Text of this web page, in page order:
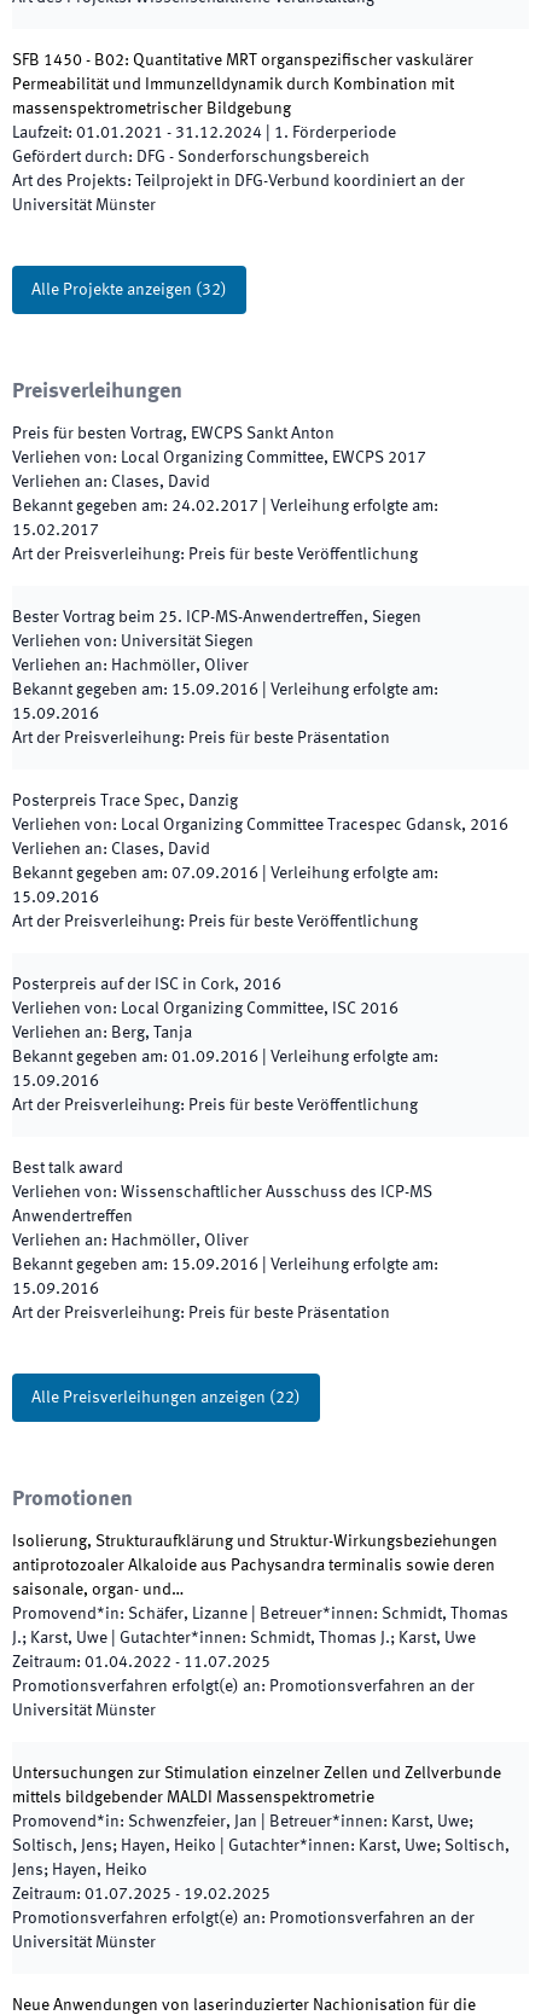
SFB 1450 - B02: Quantitative MRT organspezifischer vaskulärer
Permeabilität und Immunzelldynamik durch Kombination mit
massenspektrometrischer Bildgebung
Laufzeit: 01.01.2021 - 31.12.2024 1. Förderperiode
Gefördert durch: DFG - Sonderforschungsbereich
Art des Projekts:
Teilprojekt in DFG-Verbund koordiniert an der
Universität Münster
Alle Projekte anzeigen (32)
Preisverleihungen
Preis für besten Vortrag, EWCPS Sankt Anton
Verliehen von: Local Organizing Committee, EWCPS 2017
Verliehen an: Clases, David
Bekannt gegeben am: 24.02.2017 Verleihung erfolgte am:
15.02.2017
Art der Preisverleihung: Preis für beste Veröffentlichung
Bester Vortrag beim 25. ICP-MS-Anwendertreffen, Siegen
Verliehen von: Universität Siegen
Verliehen an: Hachmöller, Oliver
Bekannt gegeben am: 15.09.2016 Verleihung erfolgte am:
15.09.2016
Art der Preisverleihung: Preis für beste Präsentation
Posterpreis Trace Spec, Danzig
Verliehen von: Local Organizing Committee Tracespec Gdansk, 2016
Verliehen an: Clases, David
Bekannt gegeben am: 07.09.2016 Verleihung erfolgte am:
15.09.2016
Art der Preisverleihung: Preis für beste Veröffentlichung
Posterpreis auf der ISC in Cork, 2016
Verliehen von: Local Organizing Committee, ISC 2016
Verliehen an: Berg, Tanja
Bekannt gegeben am: 01.09.2016 Verleihung erfolgte am:
15.09.2016
Art der Preisverleihung: Preis für beste Veröffentlichung
Best talk award
Verliehen von: Wissenschaftlicher Ausschuss des ICP-MS
Anwendertreffen
Verliehen an: Hachmöller, Oliver
Bekannt gegeben am: 15.09.2016 Verleihung erfolgte am:
15.09.2016
Art der Preisverleihung: Preis für beste Präsentation
Alle Preisverleihungen anzeigen (22)
Promotionen
Isolierung, Strukturaufklärung und Struktur-Wirkungsbeziehungen
antiprotozoaler Alkaloide aus Pachysandra terminalis sowie deren
saisonale, organ- und…
Promovend*in: Schäfer, Lizanne Betreuer*innen: Schmidt, Thomas
J.; Karst, Uwe
Gutachter*innen: Schmidt, Thomas J.; Karst, Uwe
Zeitraum: 01.04.2022 - 11.07.2025
Promotionsverfahren erfolgt(e) an: Promotionsverfahren an der
Universität Münster
Untersuchungen zur Stimulation einzelner Zellen und Zellverbunde
mittels bildgebender MALDI Massenspektrometrie
Promovend*in: Schwenzfeier, Jan Betreuer*innen: Karst, Uwe;
Soltisch, Jens; Hayen, Heiko
Gutachter*innen: Karst, Uwe; Soltisch,
Jens; Hayen, Heiko
Zeitraum: 01.07.2025 - 19.02.2025
Promotionsverfahren erfolgt(e) an: Promotionsverfahren an der
Universität Münster
Neue Anwendungen von laserinduzierter Nachionisation für die